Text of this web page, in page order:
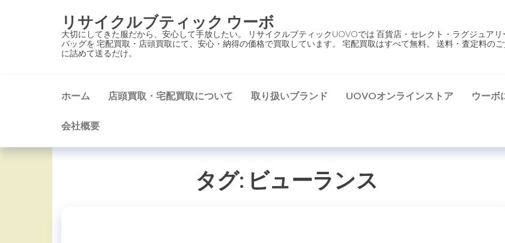
リサイクルブティック ウーボ
大切にしてきた服だから、安心して手放したい。 リサイクルブティックUOVOでは 百貨店・セレクト・ラグジュア
バッグを 宅配買取・店頭買取にて、安心・納得の価格で買取しています。 宅配買取はすべて無料。 送料・査定料の
に詰めて送るだけ。
ホーム 店頭買取・宅配買取について 取り扱いブランド UOVOオンラインストア ウーボ
会社概要
タグ: ビューランス